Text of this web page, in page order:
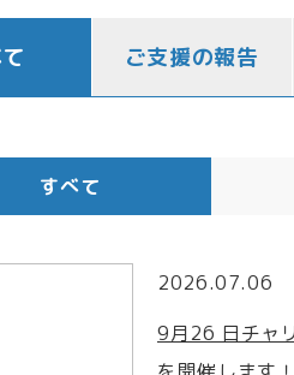
ご支援の報告
すべて
2026.07.06
9月26 日チャ